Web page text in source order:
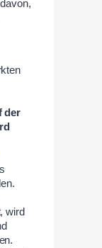
der
wird